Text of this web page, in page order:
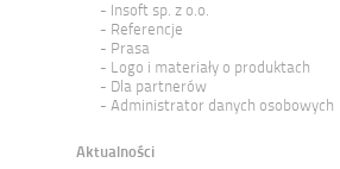
Insoft sp. z o.o.
Referencje
Prasa
Logo i materiały o produktach
Dla partnerów
Administrator danych osobowych
Aktualności